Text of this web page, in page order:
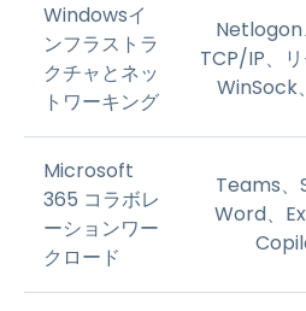
Windowsイ
ンフラストラ
クチャとネッ
トワーキング
Netlogon
TCP/IP、リ
WinSock
Microsoft
365 コラボレ
ーションワー
クロード
Teams
Word、